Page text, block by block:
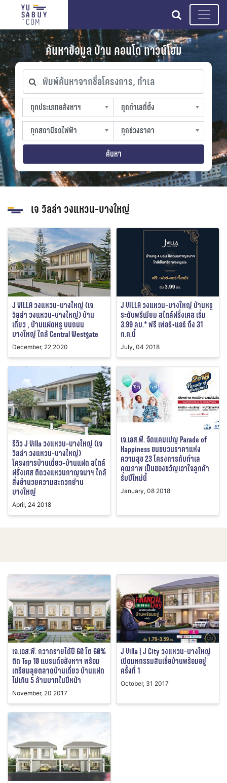
search
ค้นหาข้อมูล บ้าน คอนโด ทาวน์โฮม
พิมพ์ค้นหาจากชื่อโครงการ, ทำเล
ทุกประเภทอสังหาฯ
ทุกประเภทอสังหาฯ
sproperty
ทุกทำเลที่ตั้ง
ทุกทำเลที่ตั้ง
slocation
ทุกสถานีรถไฟฟ้า
ทุกสถานีรถไฟฟ้า
strain-station
ทุกช่วงราคา
ทุกช่วงราคา
sprice
ค้นหา
เจ วิลล่า วงแหวน-บางใหญ่
J VILLA วงแหวน-บางใหญ่ (เจ
วิลล่า วงแหวน-บางใหญ่) บ้าน
เดี่ยว , บ้านแฝดหรู บนถนน
บางใหญ่ ใกล้ Central Westgate
December, 22 2020
J VILLA วงแหวน-บางใหญ่ บ้านหรู
ระดับพรีเมียม สไตล์ฝรั่งเศส เริ่ม
3.99 ลบ.* ฟรี เฟอร์+แอร์ ถึง 31
ก.ค.นี้
July, 04 2018
รีวิว J Villa วงแหวน-บางใหญ่ (เจ
วิลล่า วงแหวน-บางใหญ่)
โครงการบ้านเดี่ยว-บ้านแฝด สไตล์
ฝรั่งเศส ติดวงแหวนกาญจนาฯ ใกล้
สิ่งอำนวยความสะดวกย่าน
บางใหญ่
April, 24 2018
เจ.เอส.พี. จัดแคมเปญ Parade of
Happiness ขนขบวนราคาแห่ง
ความสุข 23 โครงการกับทำเล
คุณภาพ เป็นของขวัญเอาใจลูกค้า
รับปีใหม่นี้
January, 08 2018
เจ.เอส.พี. กวาดรายได้ปี 60 โต 60%
ติด Top 10 แบรนด์อสังหาฯ พร้อม
เตรียมลุยตลาดบ้านเดี่ยว บ้านแฝด
ไม่เกิน 5 ล้านบาทในปีหน้า
November, 20 2017
J Villa | J City วงแหวน-บางใหญ่
เปิดมหกรรมสินเชื่อบ้านพร้อมอยู่
ครั้งที่ 1
October, 31 2017